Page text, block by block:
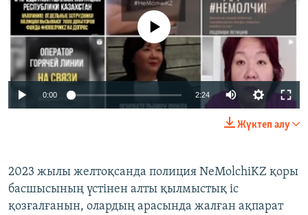
720p 1080p
No media source currently available
0:00 2:24
720p
1080p
Жүктеп алу
2023 жылы желтоқсанда полиция NeMolchiKZ қоры
басшысының үстінен алты қылмыстық іс
қозғалғанын, олардың арасында жалған ақпарат